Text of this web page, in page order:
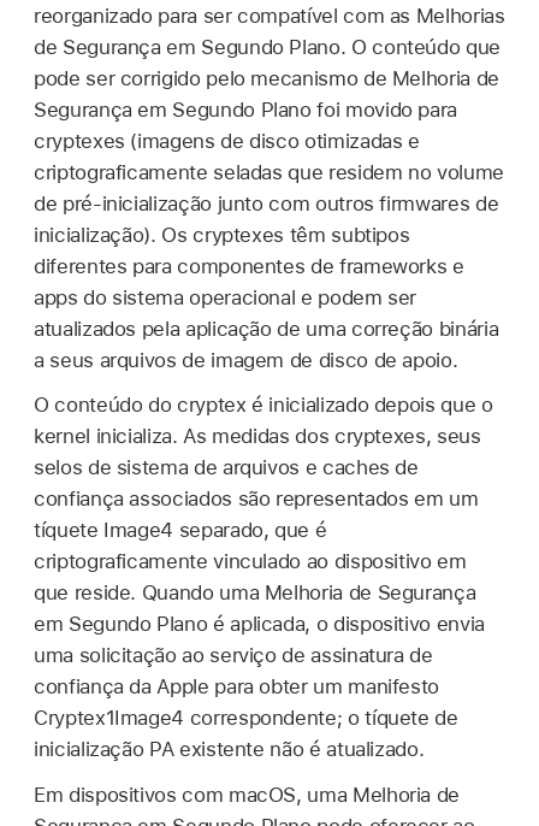
reorganizado para ser compatível com as Melhorias
de Segurança em Segundo Plano. O conteúdo que
pode ser corrigido pelo mecanismo de Melhoria de
Segurança em Segundo Plano foi movido para
cryptexes (imagens de disco otimizadas e
criptograficamente seladas que residem no volume
de pré‑inicialização junto com outros firmwares de
inicialização). Os cryptexes têm subtipos
diferentes para componentes de frameworks e
apps do sistema operacional e podem ser
atualizados pela aplicação de uma correção binária
a seus arquivos de imagem de disco de apoio.
O conteúdo do cryptex é inicializado depois que o
kernel inicializa. As medidas dos cryptexes, seus
selos de sistema de arquivos e caches de
confiança associados são representados em um
tíquete Image4 separado, que é
criptograficamente vinculado ao dispositivo em
que reside. Quando uma Melhoria de Segurança
em Segundo Plano é aplicada, o dispositivo envia
uma solicitação ao serviço de assinatura de
confiança da Apple para obter um manifesto
Cryptex1Image4 correspondente; o tíquete de
inicialização PA existente não é atualizado.
Em dispositivos com macOS, uma Melhoria de